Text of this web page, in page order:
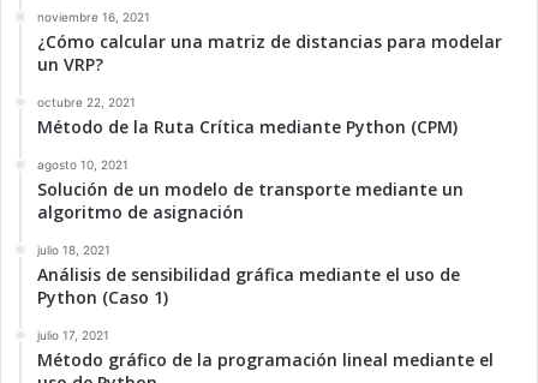
noviembre 16, 2021
¿Cómo calcular una matriz de distancias para modelar
un VRP?
octubre 22, 2021
Método de la Ruta Crítica mediante Python (CPM)
agosto 10, 2021
Solución de un modelo de transporte mediante un
algoritmo de asignación
julio 18, 2021
Análisis de sensibilidad gráfica mediante el uso de
Python (Caso 1)
julio 17, 2021
Método gráfico de la programación lineal mediante el